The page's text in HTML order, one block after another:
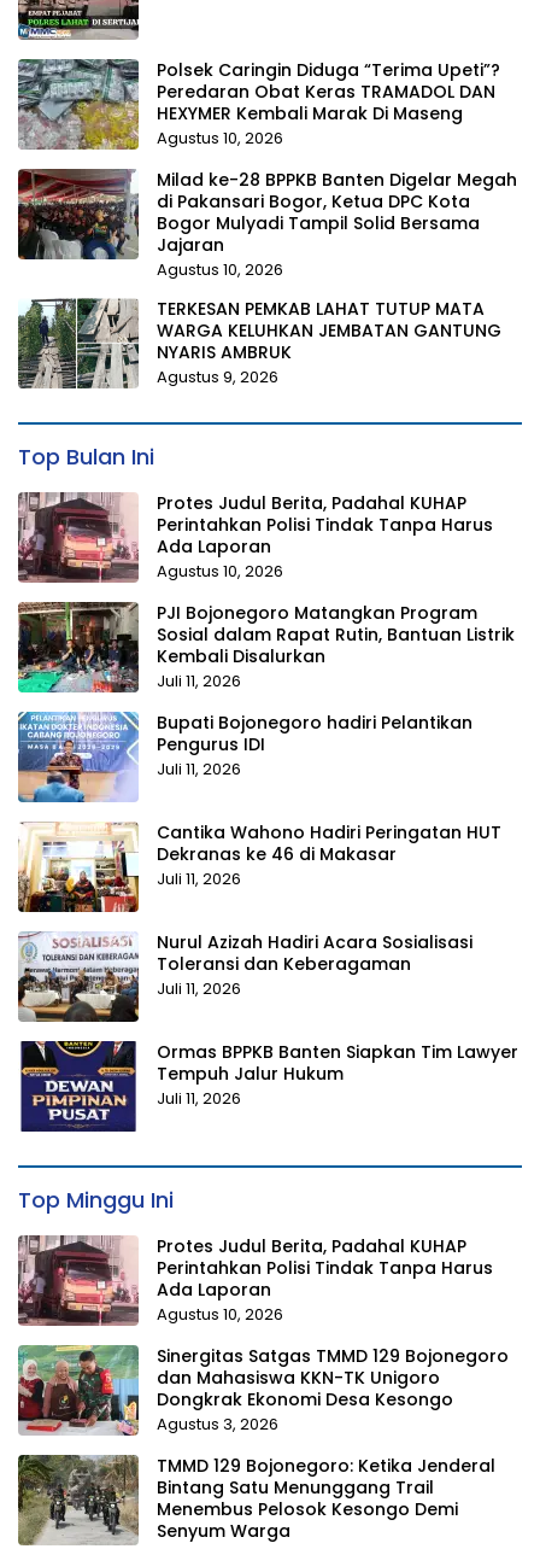
Polsek Caringin Diduga “Terima Upeti”?
Peredaran Obat Keras TRAMADOL DAN
HEXYMER Kembali Marak Di Maseng
Agustus 10, 2026
Milad ke-28 BPPKB Banten Digelar Megah
di Pakansari Bogor, Ketua DPC Kota
Bogor Mulyadi Tampil Solid Bersama
Jajaran
Agustus 10, 2026
TERKESAN PEMKAB LAHAT TUTUP MATA
WARGA KELUHKAN JEMBATAN GANTUNG
NYARIS AMBRUK
Agustus 9, 2026
Top Bulan Ini
Protes Judul Berita, Padahal KUHAP
Perintahkan Polisi Tindak Tanpa Harus
Ada Laporan
Agustus 10, 2026
PJI Bojonegoro Matangkan Program
Sosial dalam Rapat Rutin, Bantuan Listrik
Kembali Disalurkan
Juli 11, 2026
Bupati Bojonegoro hadiri Pelantikan
Pengurus IDI
Juli 11, 2026
Cantika Wahono Hadiri Peringatan HUT
Dekranas ke 46 di Makasar
Juli 11, 2026
Nurul Azizah Hadiri Acara Sosialisasi
Toleransi dan Keberagaman
Juli 11, 2026
Ormas BPPKB Banten Siapkan Tim Lawyer
Tempuh Jalur Hukum
Juli 11, 2026
Top Minggu Ini
Protes Judul Berita, Padahal KUHAP
Perintahkan Polisi Tindak Tanpa Harus
Ada Laporan
Agustus 10, 2026
Sinergitas Satgas TMMD 129 Bojonegoro
dan Mahasiswa KKN-TK Unigoro
Dongkrak Ekonomi Desa Kesongo
Agustus 3, 2026
TMMD 129 Bojonegoro: Ketika Jenderal
Bintang Satu Menunggang Trail
Menembus Pelosok Kesongo Demi
Senyum Warga